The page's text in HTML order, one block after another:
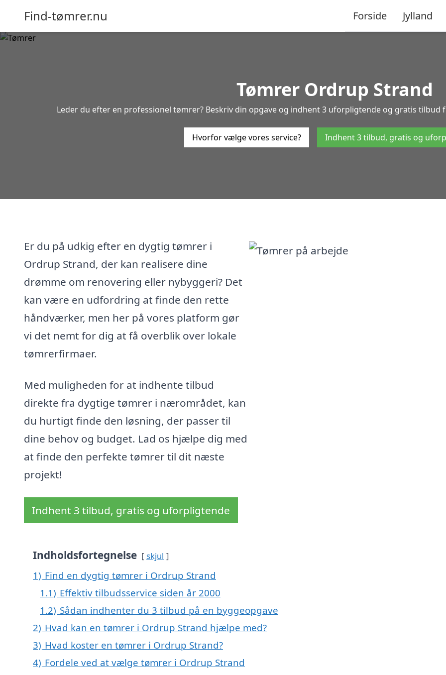
Find-tømrer.nu Forside Jylland
Tømrer Ordrup Strand
Leder du efter en professionel tømrer? Beskriv din opgave og indhent 3 uforpligtende og gratis
Hvorfor vælge vores service? Indhent 3 tilbud, gratis og
Er du på udkig efter en dygtig tømrer i
Ordrup Strand, der kan realisere dine
drømme om renovering eller nybyggeri? Det
kan være en udfordring at finde den rette
håndværker, men her på vores platform gør
vi det nemt for dig at få overblik over lokale
tømrerfirmaer.
Med muligheden for at indhente tilbud
direkte fra dygtige tømrer i nærområdet, kan
du hurtigt finde den løsning, der passer til
dine behov og budget. Lad os hjælpe dig med
at finde den perfekte tømrer til dit næste
projekt!
Indhent 3 tilbud, gratis og uforpligtende
Indholdsfortegnelse skjul
1) Find en dygtig tømrer i Ordrup Strand
1.1) Effektiv tilbudsservice siden år 2000
1.2) Sådan indhenter du 3 tilbud på en byggeopgave
2) Hvad kan en tømrer i Ordrup Strand hjælpe med?
3) Hvad koster en tømrer i Ordrup Strand?
4) Fordele ved at vælge tømrer i Ordrup Strand